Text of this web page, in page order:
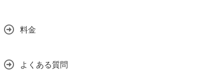
料金
よくある質問